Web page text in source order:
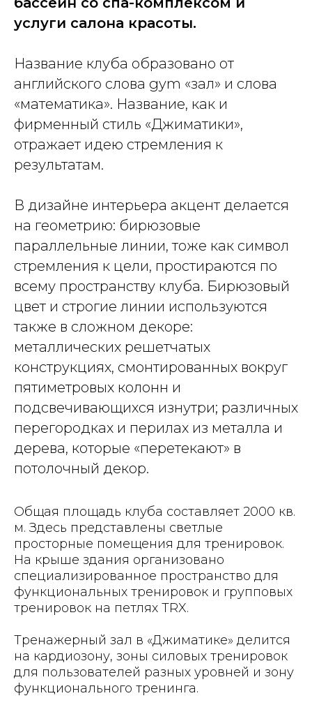
услуги салона красоты.
Название клуба образовано от
английского слова gym «зал» и слова
«математика». Название, как и
фирменный стиль «Джиматики»,
отражает идею стремления к
результатам.
В дизайне интерьера акцент делается
на геометрию: бирюзовые
параллельные линии, тоже как символ
стремления к цели, простираются по
всему пространству клуба. Бирюзовый
цвет и строгие линии используются
также в сложном декоре:
металлических решетчатых
конструкциях, смонтированных вокруг
пятиметровых колонн и
подсвечивающихся изнутри; различных
перегородках и перилах из металла и
дерева, которые «перетекают» в
потолочный декор.
Общая площадь клуба составляет 2000 кв.
м. Здесь представлены светлые
просторные помещения для тренировок.
На крыше здания организовано
специализированное пространство для
функциональных тренировок и групповых
тренировок на петлях TRX.
Тренажерный зал в «Джиматике» делится
на кардиозону, зоны силовых тренировок
для пользователей разных уровней и зону
функционального тренинга.